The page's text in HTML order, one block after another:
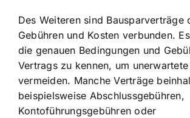
Des Weiteren sind Bausparverträge
Gebühren und Kosten verbunden.
die genauen Bedingungen und
Vertrags zu kennen, um
vermeiden. Manche Verträge
beispielsweise Abschlussgebühren,
Kontoführungsgebühren oder